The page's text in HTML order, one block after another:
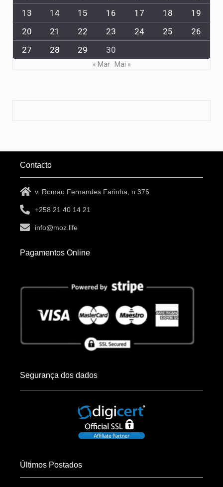
13
14 15 16 17 18
19
20
21 22 23 24 25
26
27
28 29 30
« Mar Mai »
Contacto
v. Romao Fernandes Farinha, n 376
+258 21 40 14 21
info@moz.life
Pagamentos Online
Segurança dos dados
Últimos Postados